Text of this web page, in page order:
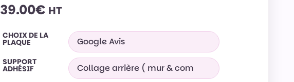
39.00€ HT
CHOIX DE LA
PLAQUE
SUPPORT
ADHÉSIF